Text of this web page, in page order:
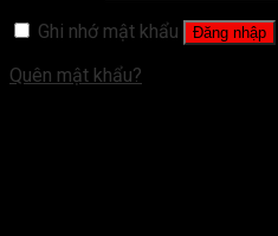
Ghi nhớ mật khẩu
Đăng nhập
Quên mật khẩu?